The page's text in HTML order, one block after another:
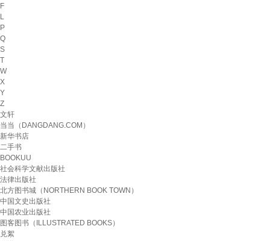
F
L
P
Q
S
T
W
X
Y
Z
文轩
当当（DANGDANG.COM）
新华书店
二手书
BOOKUU
社会科学文献出版社
法律出版社
北方图书城（NORTHERN BOOK TOWN）
中国文史出版社
中国农业出版社
图客图书（ILLUSTRATED BOOKS）
兑絮